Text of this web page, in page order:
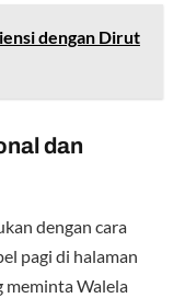
dengan Dirut
dan
dengan cara
pagi di halaman
meminta Walela